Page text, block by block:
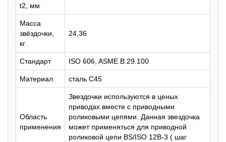
t2, мм
Масса
звёздочки,
кг
24,36
Стандарт ISO 606, ASME B.29.100
Материал сталь C45
Область
применения
Звездочки используются в ценых
приводах вместе с приводными
роликовыми цепями. Данная звездочка
может применяться для приводной
роликовой цепи BS/ISO 12B-3 ( шаг